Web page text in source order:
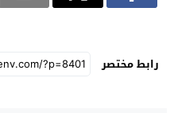
رابط مختصر